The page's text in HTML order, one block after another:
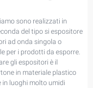
sono realizzati in
del tipo si espositore
ad onda singola o
per i prodotti da esporre.
gli espositori è il
in materiale plastico
in luoghi molto umidi